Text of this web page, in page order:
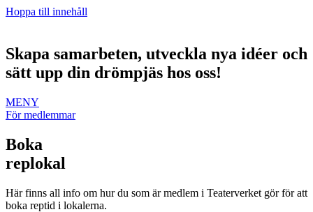
Hoppa till innehåll
Skapa samarbeten, utveckla nya idéer och
sätt upp din drömpjäs hos oss!
MENY
För medlemmar
Boka
replokal
Här finns all info om hur du som är medlem i Teaterverket gör för att
boka reptid i lokalerna.